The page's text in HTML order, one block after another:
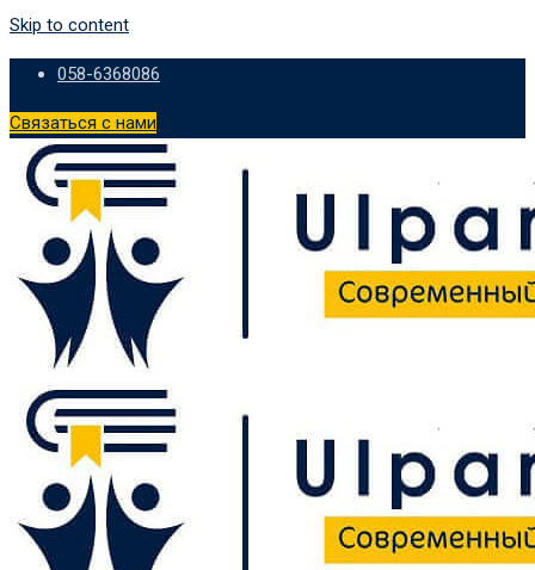
Skip to content
058-6368086
Связаться с нами